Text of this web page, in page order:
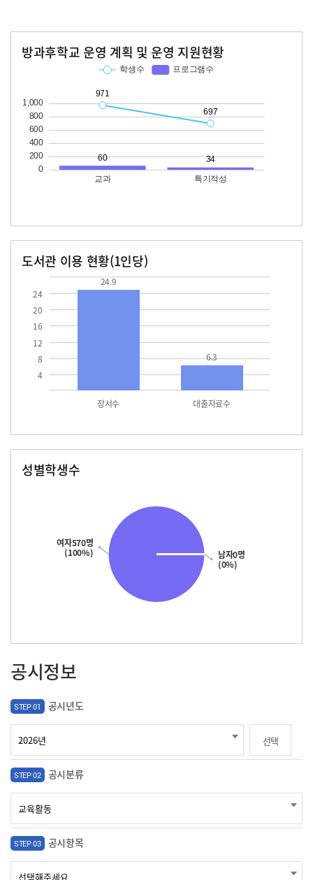
방과후학교 운영 계획 및 운영 지원현황
도서관 이용 현황(1인당)
4
8
12
16
20
24
장서수 대출자료수
24.9
6.3
성별학생수
남자0명
(0%)
여자570명
(100%)
공시정보
STEP 01 공시년도
선택
STEP 02 공시분류
STEP 03 공시항목